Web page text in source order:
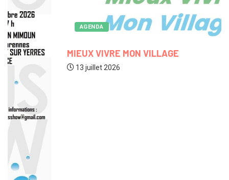
MIEUX VIVRE MON VILLAGE
13 juillet 2026